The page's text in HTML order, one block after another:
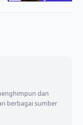
dan
berbagai sumber